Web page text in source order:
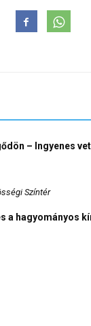
– Ingyenes
Színtér
a hagyományos